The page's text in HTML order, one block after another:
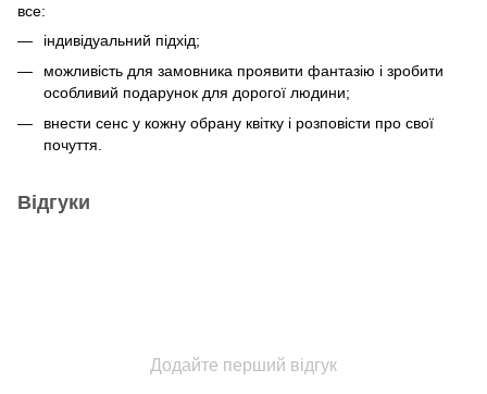
все:
індивідуальний підхід;
можливість для замовника проявити фантазію і зробити
особливий подарунок для дорогої людини;
внести сенс у кожну обрану квітку і розповісти про свої
почуття.
Відгуки
Додайте перший відгук